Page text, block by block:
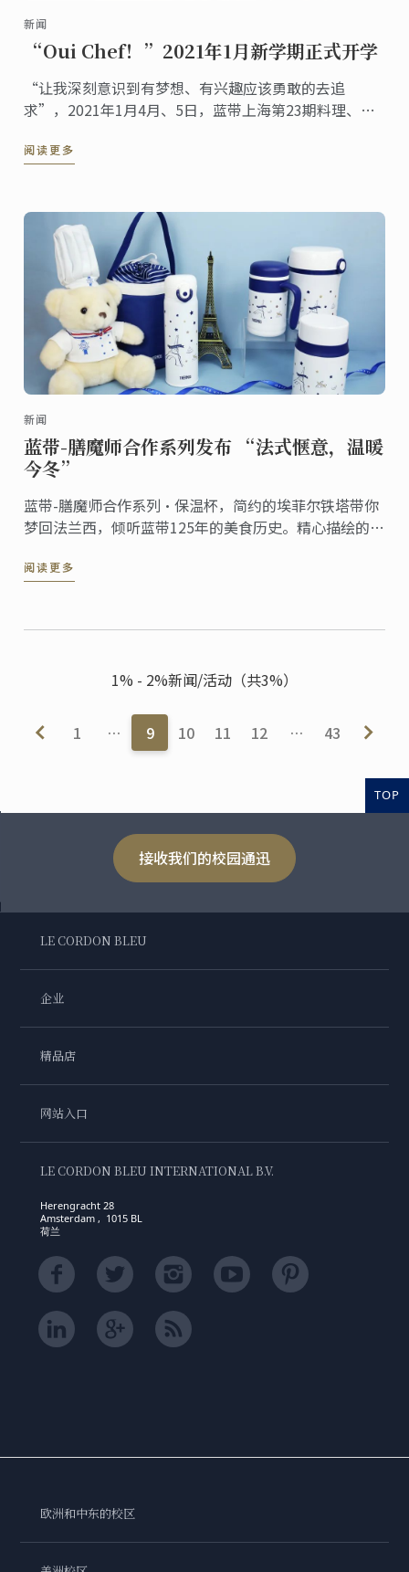
新闻
“Oui Chef！”2021年1月新学期正式开学
“让我深刻意识到有梦想、有兴趣应该勇敢的去追
求”，2021年1月4月、5日，蓝带上海第23期料理、甜
阅读更多
新闻
蓝带-膳魔师合作系列发布 “法式惬意，温暖
今冬”
蓝带-膳魔师合作系列·保温杯，简约的埃菲尔铁塔带你
梦回法兰西，倾听蓝带125年的美食历史。精心描绘的烘
阅读更多
1% - 2%新闻/活动（共3%）
1 … 9 10 11 12 … 43
TOP
接收我们的校园通迅
LE CORDON BLEU
企业
精品店
网站入口
LE CORDON BLEU INTERNATIONAL B.V.
Herengracht 28
Amsterdam , 1015 BL
荷兰
欧洲和中东的校区